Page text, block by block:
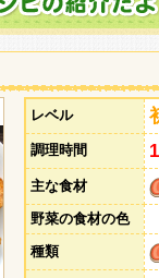
レベル
調理時間
主な食材
野菜の食材の色
種類